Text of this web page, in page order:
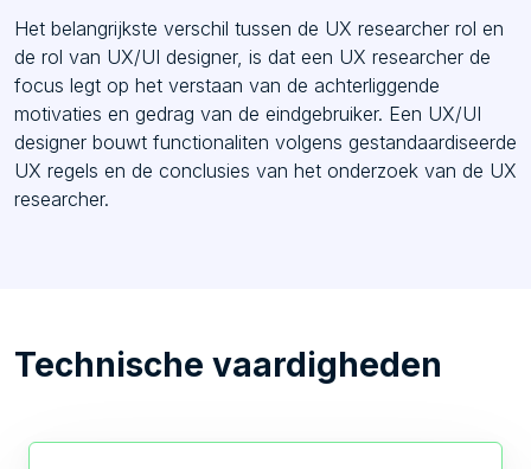
Het belangrijkste verschil tussen de UX researcher rol en
de rol van UX/UI designer, is dat een UX researcher de
focus legt op het verstaan van de achterliggende
motivaties en gedrag van de eindgebruiker. Een UX/UI
designer bouwt functionaliten volgens gestandaardiseerde
UX regels en de conclusies van het onderzoek van de UX
researcher.
Technische vaardigheden